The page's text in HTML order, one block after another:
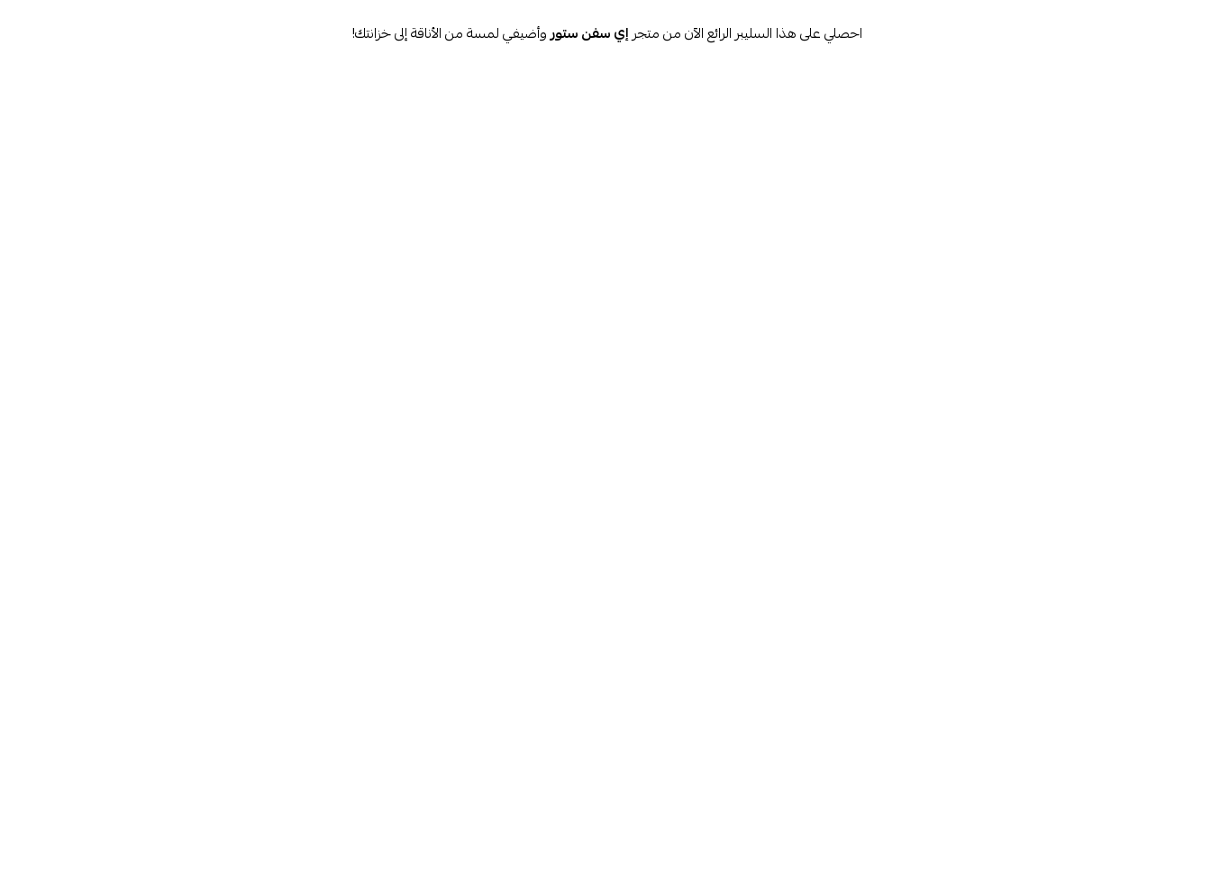
احصلي على هذا السليبر الرائع الآن من متجرإي سفن ستوروأضيفي لمسة من الأناقة إلى خزانتك!